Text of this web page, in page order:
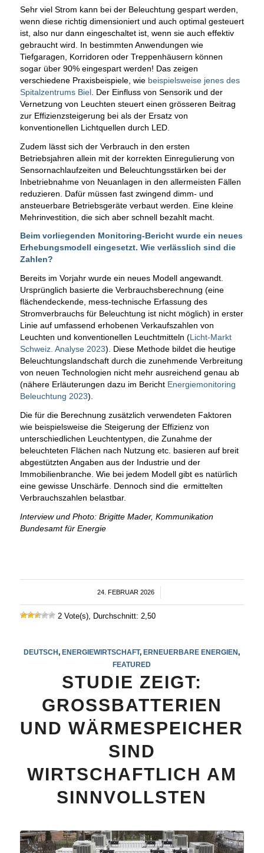
Sehr viel Strom kann bei der Beleuchtung gespart werden,
wenn diese richtig dimensioniert und auch optimal gesteuert
ist, also nur dann eingeschaltet ist, wenn sie auch effektiv
gebraucht wird. In bestimmten Anwendungen wie
Tiefgaragen, Korridoren oder Treppenhäusern können
sogar über 90% eingespart werden! Das zeigen
verschiedene Praxisbeispiele, wie beispielsweise jenes des
Spitalzentrums Biel. Der Einfluss von Sensorik und der
Vernetzung von Leuchten steuert einen grösseren Beitrag
zur Effizienzsteigerung bei als der Ersatz von
konventionellen Lichtquellen durch LED.
Zudem lässt sich der Verbrauch in den ersten
Betriebsjahren allein mit der korrekten Einregulierung von
Sensornachlaufzeiten und Beleuchtungsstärken bei der
Inbetriebnahme von Neuanlagen in den allermeisten Fällen
reduzieren. Dafür müssen fast zwingend dimm- und
ansteuerbare Betriebsgeräte verbaut werden. Eine kleine
Mehrinvestition, die sich aber schnell bezahlt macht.
Beim vorliegenden Monitoring-Bericht wurde ein neues
Erhebungsmodell eingesetzt. Wie verlässlich sind die
Zahlen?
Bereits im Vorjahr wurde ein neues Modell angewandt.
Ursprünglich basierte die Verbrauchsberechnung (eine
flächendeckende, mess-technische Erfassung des
Stromverbrauchs für Beleuchtung ist nicht möglich) in erster
Linie auf umfassend erhobenen Verkaufszahlen von
Leuchten und konventionellen Leuchtmitteln (Licht-Markt
Schweiz. Analyse 2023). Diese Methode bildet die heutige
Beleuchtungslandschaft durch die zunehmende Verbreitung
von neuen Technologien nicht mehr ausreichend genau ab
(nähere Erläuterungen dazu im Bericht Energiemonitoring
Beleuchtung 2023).
Die für die Berechnung zusätzlich verwendeten Faktoren
wie beispielsweise die Steigerung der Effizienz von
unterschiedlichen Leuchtentypen, die Zunahme der
beleuchteten Flächen nach Nutzung etc. basieren auf breit
abgestützten Angaben aus der Industrie und der
Immobilienbranche. Wie bei jedem Modell gibt es natürlich
eine gewisse Unschärfe. Dennoch sind die ermittelten
Verbrauchszahlen belastbar.
Interview und Photo: Brigitte Mader, Kommunikation
Bundesamt für Energie
24. FEBRUAR 2026
/
2 Vote(s), Durchschnitt: 2,50
DEUTSCH,ENERGIEWIRTSCHAFT,ERNEUERBARE ENERGIEN,
FEATURED
STUDIE ZEIGT:
GROSSBATTERIEN
UND WÄRMESPEICHER
SIND
WIRTSCHAFTLICH AM
SINNVOLLSTEN